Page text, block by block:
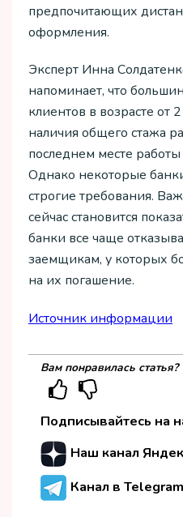
предпочитающих
оформления.
Эксперт Инна
напоминает, что
клиентов в возрасте от
наличия общего стажа
последнем месте
Однако некоторые
строгие требования.
сейчас становится
банки все чаще
заемщикам, у которых
на их погашение.
Источник информации
Вам понравилась статья?
Подписывайтесь на
Наш канал
Канал в Telegram